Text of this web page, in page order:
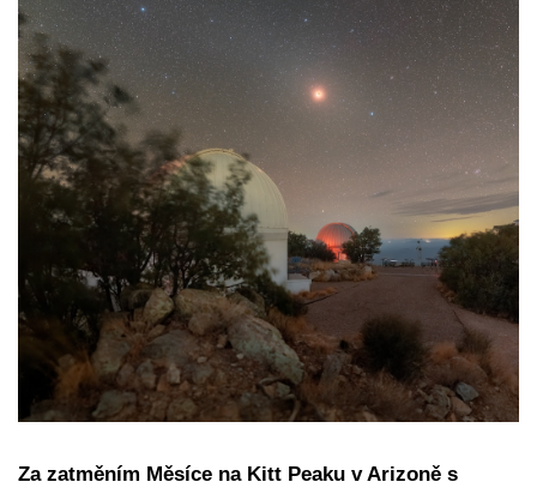
Za zatměním Měsíce na Kitt Peaku v Arizoně s